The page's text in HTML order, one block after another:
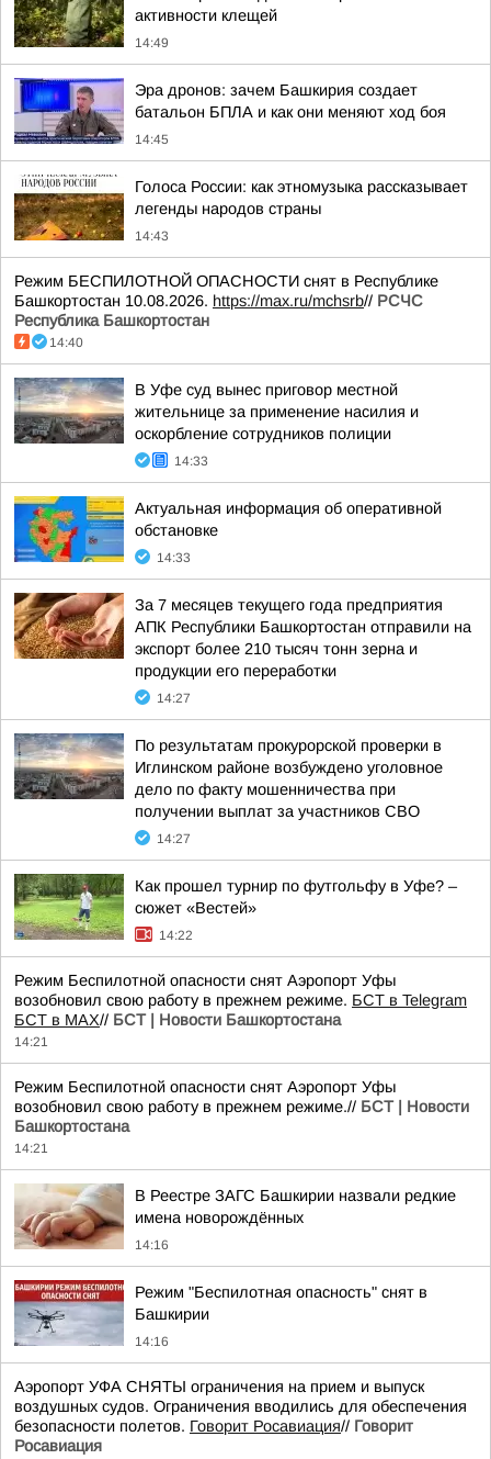
активности клещей
14:49
Эра дронов: зачем Башкирия создает
батальон БПЛА и как они меняют ход боя
14:45
Голоса России: как этномузыка рассказывает
легенды народов страны
14:43
Режим БЕСПИЛОТНОЙ ОПАСНОСТИ снят в Республике
Башкортостан 10.08.2026. https://max.ru/mchsrb// РСЧС
Республика Башкортостан
14:40
В Уфе суд вынес приговор местной
жительнице за применение насилия и
оскорбление сотрудников полиции
14:33
Актуальная информация об оперативной
обстановке
14:33
За 7 месяцев текущего года предприятия
АПК Республики Башкортостан отправили на
экспорт более 210 тысяч тонн зерна и
продукции его переработки
14:27
По результатам прокурорской проверки в
Иглинском районе возбуждено уголовное
дело по факту мошенничества при
получении выплат за участников СВО
14:27
Как прошел турнир по футгольфу в Уфе? –
сюжет «Вестей»
14:22
Режим Беспилотной опасности снят Аэропорт Уфы
возобновил свою работу в прежнем режиме. БСТ в Telegram
БСТ в МАХ// БСТ | Новости Башкортостана
14:21
Режим Беспилотной опасности снят Аэропорт Уфы
возобновил свою работу в прежнем режиме.// БСТ | Новости
Башкортостана
14:21
В Реестре ЗАГС Башкирии назвали редкие
имена новорождённых
14:16
Режим "Беспилотная опасность" снят в
Башкирии
14:16
Аэропорт УФА СНЯТЫ ограничения на прием и выпуск
воздушных судов. Ограничения вводились для обеспечения
безопасности полетов. Говорит Росавиация// Говорит
Росавиация